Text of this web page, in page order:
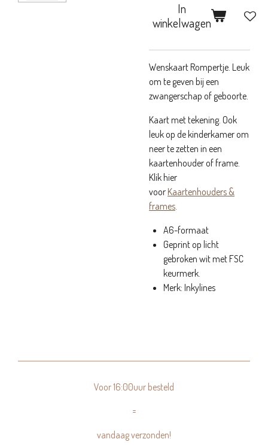
In
winkelwagen
Wenskaart Rompertje. Leuk
om te geven bij een
zwangerschap of geboorte.
Kaart met tekening. Ook
leuk op de kinderkamer om
neer te zetten in een
kaartenhouder of frame.
Klik hier
voor Kaartenhouders &
frames.
A6-formaat
Geprint op licht
gebroken wit met FSC
keurmerk.
Merk: Inkylines
Voor 16:00uur besteld
=
vandaag verzonden!